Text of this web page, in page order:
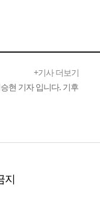
+기사 더보기
현 기자 입니다. 기후
지